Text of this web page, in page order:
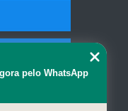
pelo WhatsApp